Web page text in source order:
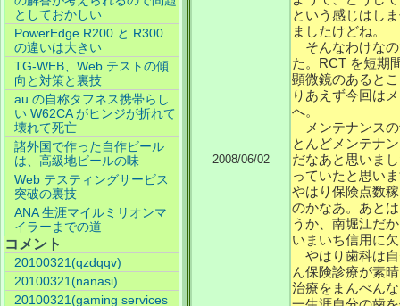
2008/06/02
という感じはし
ましたけどね。
そんなわけなの
た。RCT を短期
顕微鏡のあると
りあえず今回は
へ。
メンテナンスの
とんどメンテナ
だなあと思いま
っていたと思い
やはり保険点数
のかなあ。あと
うか、南堀江だ
いまいち信用に
やはり歯科は自
ん保険診療が素
治療をまんべん
としておかしい
PowerEdge R200 と R300
の違いは大きい
TG-WEB、Web テストの傾
向と対策と裏技
au の自称タフネス携帯らし
い W62CA がヒンジが折れて
壊れて死亡
諸外国で作った自作ビール
は、高級地ビールの味
Web テスティングサービス
突破の裏技
ANA 生涯マイルミリオンマ
イラーまでの道
コメント
20100321(qzdqqv)
20100321(nanasi)
20100321(gaming services